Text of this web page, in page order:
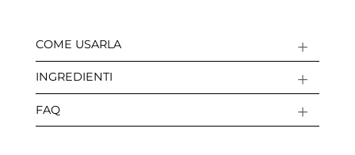
COME USARLA
INGREDIENTI
FAQ